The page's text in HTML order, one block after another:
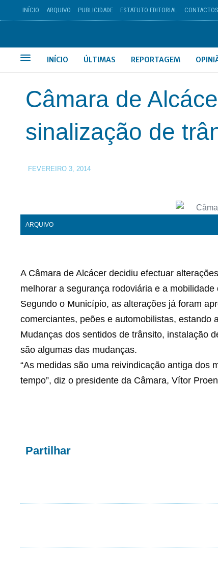
INÍCIO ARQUIVO PUBLICIDADE ESTATUTO EDITORIAL CONTACTOS
INÍCIO ÚLTIMAS REPORTAGEM
Câmara de
sinalização de
FEVEREIRO 3, 2014
ARQUIVO
A Câmara de Alcácer decidiu efectuar
melhorar a segurança rodoviária e a mobilidade
Segundo o Município, as alterações já foram
comerciantes, peões e automobilistas, estando
Mudanças dos sentidos de trânsito, instalação
são algumas das mudanças.
“As medidas são uma reivindicação antiga dos
tempo”, diz o presidente da Câmara, Vítor
Partilhar